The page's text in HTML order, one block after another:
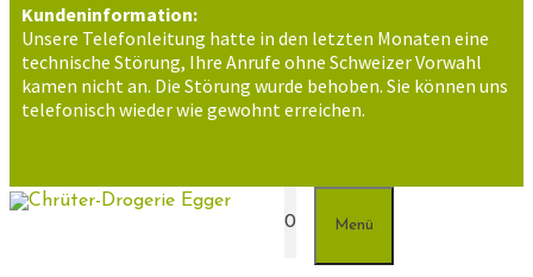
Kundeninformation:
Unsere Telefonleitung hatte in den letzten Monaten eine
technische Störung, Ihre Anrufe ohne Schweizer Vorwahl
kamen nicht an. Die Störung wurde behoben. Sie können uns
telefonisch wieder wie gewohnt erreichen.
0 Menü